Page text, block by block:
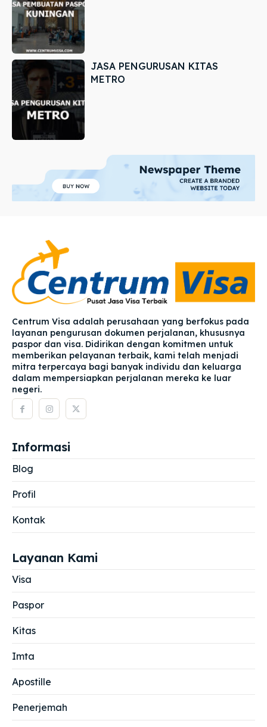
JASA PENGURUSAN KITAS
METRO
Centrum Visa adalah perusahaan yang berfokus pada
layanan pengurusan dokumen perjalanan, khususnya
paspor dan visa. Didirikan dengan komitmen untuk
memberikan pelayanan terbaik, kami telah menjadi
mitra terpercaya bagi banyak individu dan keluarga
dalam mempersiapkan perjalanan mereka ke luar
negeri.
Informasi
Blog
Profil
Kontak
Layanan Kami
Visa
Paspor
Kitas
Imta
Apostille
Penerjemah